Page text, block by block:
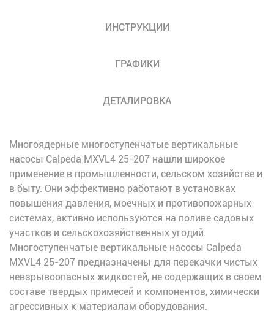
ИНСТРУКЦИИ
ГРАФИКИ
ДЕТАЛИРОВКА
Многоядерные многоступенчатые вертикальные
насосы Calpeda MXVL4 25-207 нашли широкое
применение в промышленности, сельском хозяйстве и
в быту. Они эффективно работают в установках
повышения давления, моечных и противопожарных
системах, активно используются на поливе садовых
участков и сельскохозяйственных угодий.
Многоступенчатые вертикальные насосы Calpeda
MXVL4 25-207 предназначены для перекачки чистых
невзрывоопасных жидкостей, не содержащих в своем
составе твердых примесей и компонентов, химически
агрессивных к материалам оборудования.